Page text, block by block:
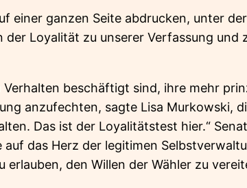
einer ganzen Seite abdrucken, unter
Loyalität zu unserer Verfassung und
beschäftigt sind, ihre mehr
anzufechten, sagte Lisa Murkowski,
Das ist der Loyalitätstest hier.“
das Herz der legitimen
den Willen der Wähler zu